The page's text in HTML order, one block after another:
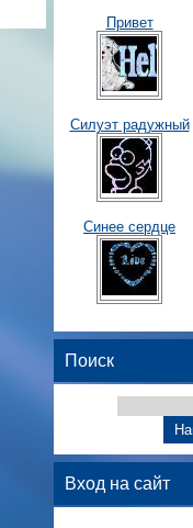
Привет
Силуэт радужный
Синее сердце
Поиск
Вход на сайт